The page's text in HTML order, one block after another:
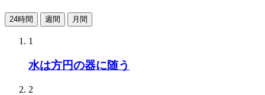
24時間 週間 月間
1
水は方円の器に随う
2